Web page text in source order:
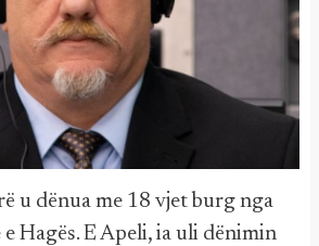
u dënua me 18 vjet burg nga
Hagës. E Apeli, ia uli dënimin